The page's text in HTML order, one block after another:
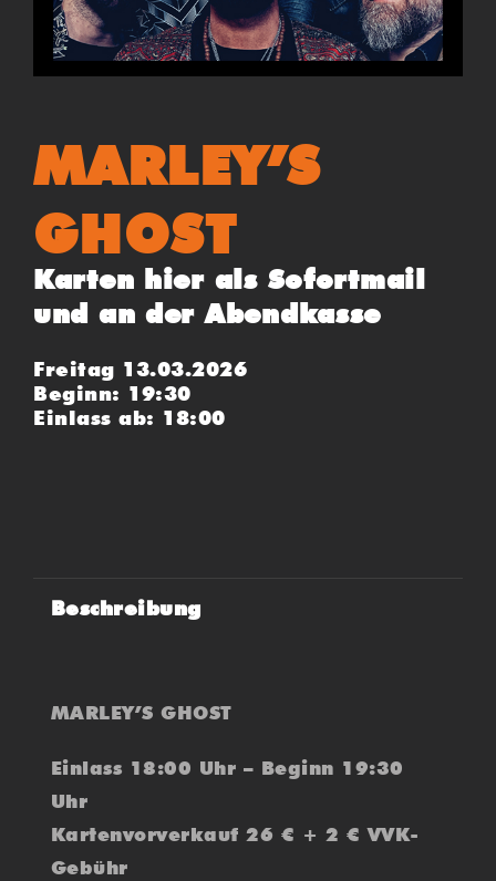
MARLEY’S
GHOST
Karten hier als Sofortmail
und an der Abendkasse
Freitag 13.03.2026
Beginn: 19:30
Einlass ab: 18:00
Beschreibung
MARLEY’S GHOST
Einlass 18:00 Uhr – Beginn 19:30
Uhr
Kartenvorverkauf 26 € + 2 € VVK-
Gebühr